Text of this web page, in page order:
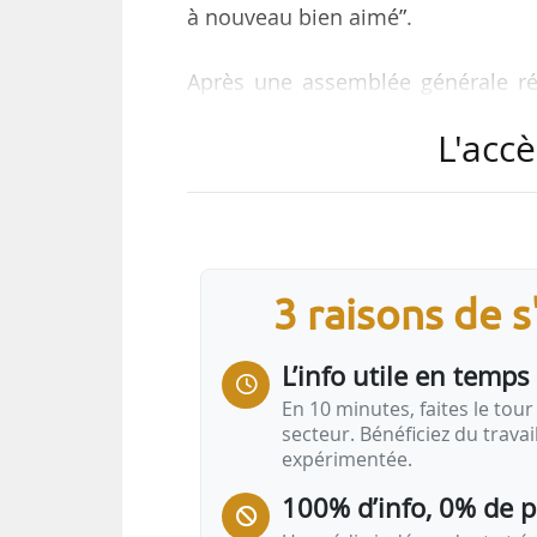
à nouveau bien aimé”.
Après une assemblée générale
Gilles Lurton, maire de Saint-
• “Statut du bailleur privé : point
Franck Vignaud, directeur du
• “Bousculons ensemble les
3 raisons de
L’info utile en
En 10 minutes, faites le tour
secteur. Bénéficiez du
expérimentée.
100% d’info, 0% de